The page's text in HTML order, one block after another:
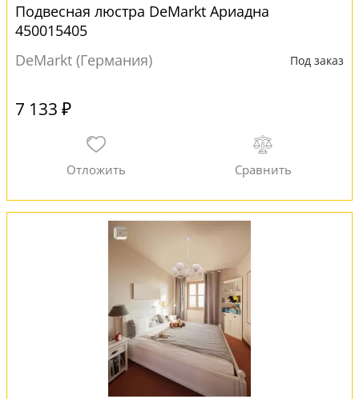
Подвесная люстра DeMarkt Ариадна
450015405
DeMarkt (Германия)
Под заказ
7 133 ₽